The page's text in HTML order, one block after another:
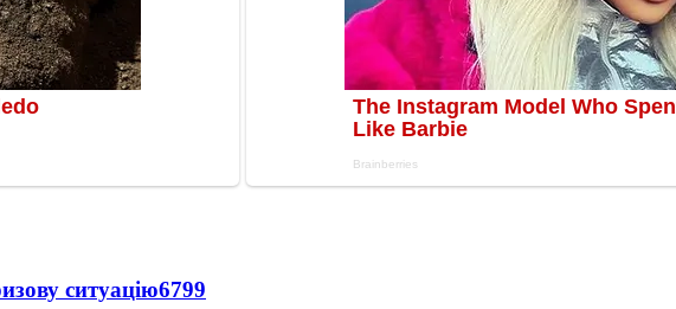
ситуацію6799